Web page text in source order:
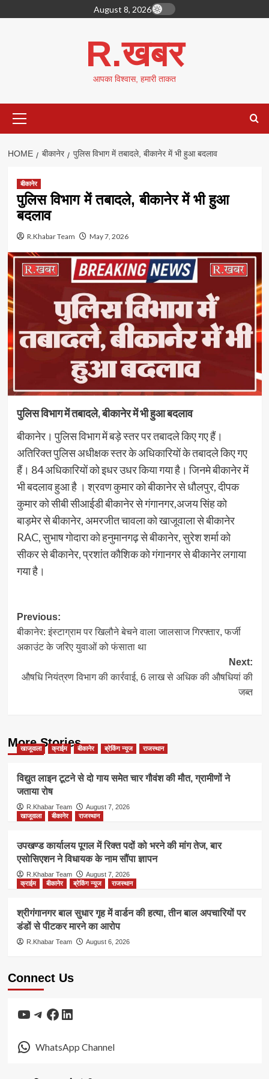
to
August 8, 2026
R.खबर
आपका विश्वास, हमारी ताकत
Menu
HOME बीकानेर पुलिस विभाग में तबादले, बीकानेर में भी हुआ बदलाव
बीकानेर
पुलिस विभाग में तबादले, बीकानेर में भी हुआ
बदलाव
R.Khabar Team May 7, 2026
पुलिस विभाग में तबादले, बीकानेर में भी हुआ बदलाव
बीकानेर। पुलिस विभाग में बड़े स्तर पर तबादले किए गए हैं।
अतिरिक्त पुलिस अधीक्षक स्तर के अधिकारियों के तबादले किए गए
हैं। 84 अधिकारियों को इधर उधर किया गया है। जिनमे बीकानेर में
भी बदलाव हुआ है । श्रवण कुमार को बीकानेर से धौलपुर, दीपक
कुमार को सीबी सीआईडी बीकानेर से गंगानगर,अजय सिंह को
बाड़मेर से बीकानेर, अमरजीत चावला को खाजूवाला से बीकानेर
RAC, सुभाष गोदारा को हनुमानगढ़ से बीकानेर, सुरेश शर्मा को
सीकर से बीकानेर, प्रशांत कौशिक को गंगानगर से बीकानेर लगाया
गया है।
Post
navigation
Previous:
बीकानेर: इंस्टाग्राम पर खिलौने बेचने वाला जालसाज गिरफ्तार, फर्जी
अकाउंट के जरिए युवाओं को फंसाता था
Next:
औषधि नियंत्रण विभाग की कार्रवाई, 6 लाख से अधिक की औषधियां की
जब्त
More Stories
खाजूवाला क्राईम बीकानेर ब्रेकिंग न्यूज राजस्थान
विद्युत लाइन टूटने से दो गाय समेत चार गौवंश की मौत, ग्रामीणों ने
जताया रोष
R.Khabar Team
August 7, 2026
खाजूवाला
बीकानेर राजस्थान
उपखण्ड कार्यालय पूगल में रिक्त पदों को भरने की मांग तेज, बार
एसोसिएशन ने विधायक के नाम सौंपा ज्ञापन
R.Khabar Team
August 7, 2026
क्राईम
बीकानेर ब्रेकिंग न्यूज राजस्थान
श्रीगंगानगर बाल सुधार गृह में वार्डन की हत्या, तीन बाल अपचारियों पर
डंडों से पीटकर मारने का आरोप
R.Khabar Team August 6, 2026
Connect Us
YouTube
Telegram
Facebook
LinkedIn
WhatsApp Channel